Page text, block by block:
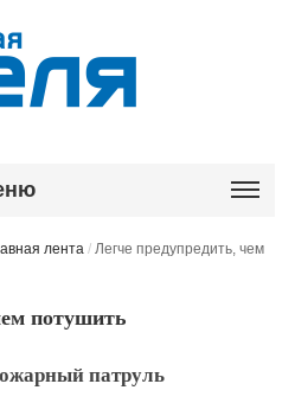
лента /Легче предупредить, чем
потушить
патруль